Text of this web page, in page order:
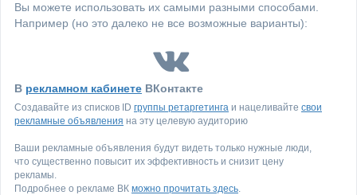
Вы можете использовать их самыми разными способами.
Например (но это далеко не все возможные варианты):
В рекламном кабинете ВКонтакте
Создавайте из списков ID группы ретаргетинга и нацеливайте свои
рекламные объявления на эту целевую аудиторию
Ваши рекламные объявления будут видеть только нужные люди,
что существенно повысит их эффективность и снизит цену
рекламы.
Подробнее о рекламе ВК можно прочитать здесь.